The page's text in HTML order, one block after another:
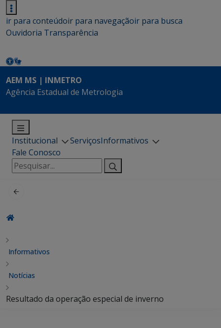
ir para conteúdoir para navegaçãoir para busca
Ouvidoria Transparência
AEM MS | INMETRO
Agência Estadual de Metrologia
Institucional ServiçosInformativos
Fale Conosco
Pesquisar
por:
Informativos
Notícias
Resultado da operação especial de inverno